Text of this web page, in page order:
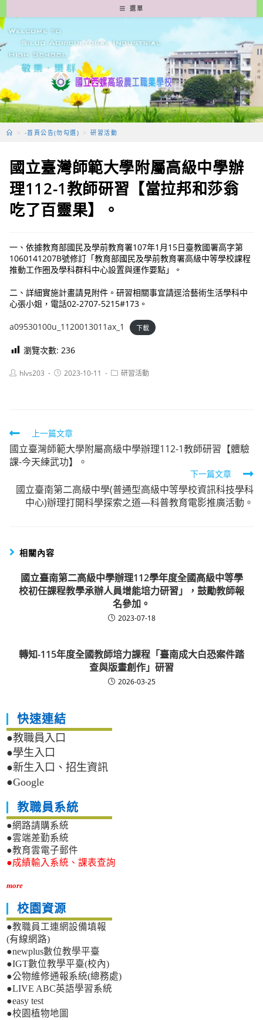
轉
至
要
容
選單
> -首頁公告(勿勾選) > 研習活動
國立臺灣師範大學附屬高級中學辦
理112-1教師研習【當拉邦和莎翁
吃了百靈果】。
一、依據教育部國民及學前教育署107年1月15日臺教國署高字第
1060141207B號修訂「教育部國民及學前教育署高級中等學校課程
推動工作圈及學科群科中心設置與運作要點」。
二、詳細實施計畫請見附件。研習相關事宜請逕洽藝術生活學科中
心張小姐，電話02-2707-5215#173。
a09530100u_1120013011ax_1 下載
瀏覽次數: 236
Posthlvs203
Post2023-10-11
Post研習活動
Read
more
articles
上一篇文章
國立臺灣師範大學附屬高級中學辦理112-1教師研習【體驗
課-今天練武功】。
下一篇文章
國立臺南第二高級中學(普通型高級中等學校資訊科技學科
中心)辦理打開科學探索之道—科普教育電影推廣活動。
相關內容
國立臺南第二高級中學辦理112學年度全國高級中等學
校初任課程教學承辦人員增能培力研習」，鼓勵教師報
名參加。
2023-07-18
轉知-115年度全國教師培力課程「臺南成大白恐案件踏
查與版畫創作」研習
2026-03-25
快速連結
●教職員入口
●學生入口
●新生入口、招生資訊
●Google
教職員系統
●網路請購系統
●雲端差勤系統
●教育雲電子郵件
●成績輸入系統、課表查詢
more
校園資源
●教職員工連網設備填報
(有線網路)
●newplus數位教學平臺
●IGT數位教學平臺(校內)
●公物維修通報系統(總務處)
●LIVE ABC英語學習系統
●easy test
●校園植物地圖